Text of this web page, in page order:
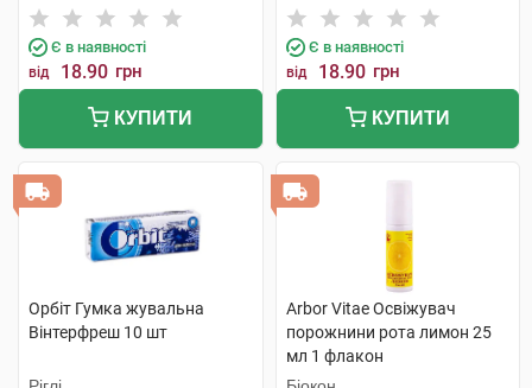
Є в наявності
від 18.90 грн
КУПИТИ
Є в наявності
від 18.90 грн
КУПИТИ
Орбіт Гумка жувальна
Вінтерфреш 10 шт
Arbor Vitae Освіжувач
порожнини рота лимон 25
мл 1 флакон